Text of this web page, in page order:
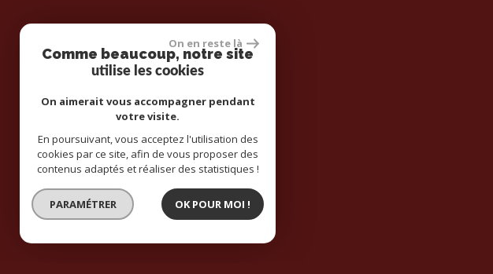
On en reste là
Comme beaucoup, notre site
utilise les cookies
On aimerait vous accompagner pendant
votre visite.
En poursuivant, vous acceptez l'utilisation des
cookies par ce site, afin de vous proposer des
contenus adaptés et réaliser des statistiques !
PARAMÉTRER OK POUR MOI !